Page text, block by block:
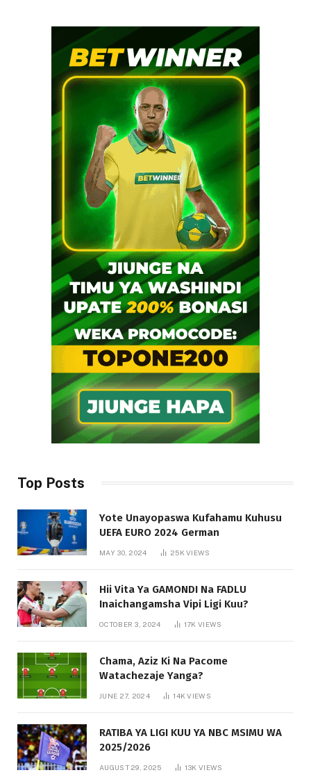
Top Posts
Yote Unayopaswa Kufahamu Kuhusu
UEFA EURO 2024 German
MAY 30, 2024 25KVIEWS
Hii Vita Ya GAMONDI Na FADLU
Inaichangamsha Vipi Ligi Kuu?
OCTOBER 3, 2024 17KVIEWS
Chama, Aziz Ki Na Pacome
Watachezaje Yanga?
JUNE 27, 2024 14KVIEWS
RATIBA YA LIGI KUU YA NBC MSIMU WA
2025/2026
AUGUST 29, 2025 13KVIEWS